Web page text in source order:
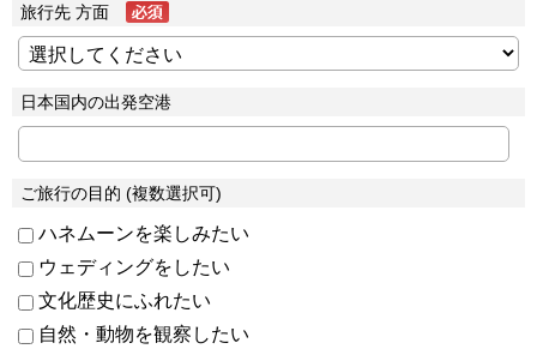
旅行先 方面
日本国内の出発空港
ご旅行の目的 (複数選択可)
ハネムーンを楽しみたい
ウェディングをしたい
文化歴史にふれたい
自然・動物を観察したい